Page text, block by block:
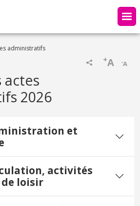
administratifs
-A
+A
actes
2026
et
activités
loisir